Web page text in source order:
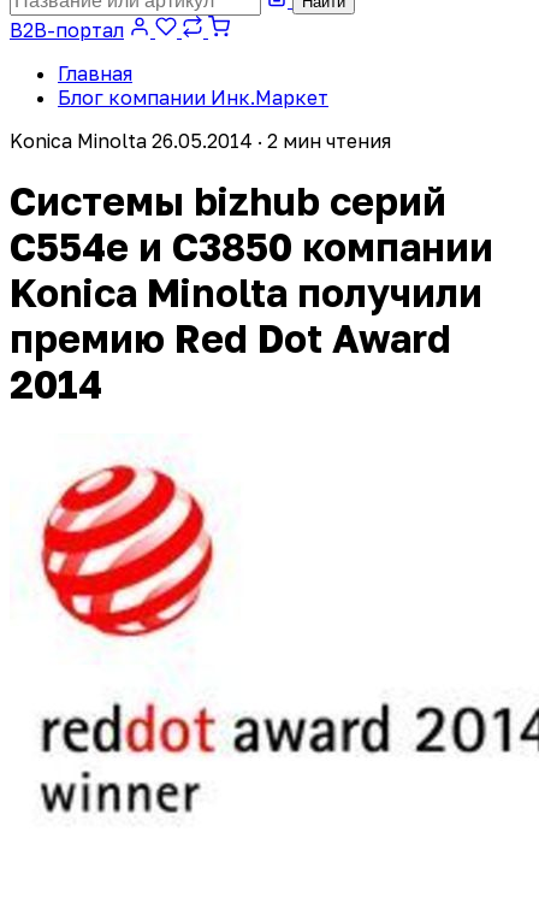
B2B-портал
Главная
Блог компании Инк.Маркет
Konica Minolta 26.05.2014 · 2 мин чтения
Системы bizhub серий
C554e и C3850 компании
Konica Minolta получили
премию Red Dot Award
2014